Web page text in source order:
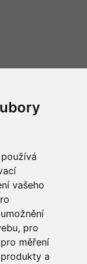
vašeho
, pro
pro měření
a